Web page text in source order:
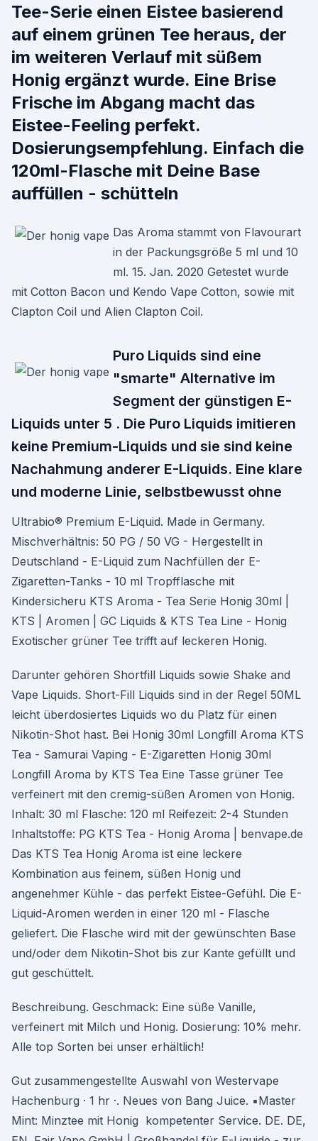
Tee-Serie einen Eistee basierend
auf einem grünen Tee heraus, der
im weiteren Verlauf mit süßem
Honig ergänzt wurde. Eine Brise
Frische im Abgang macht das
Eistee-Feeling perfekt.
Dosierungsempfehlung. Einfach die
120ml-Flasche mit Deine Base
auffüllen - schütteln
Das Aroma stammt von Flavourart
in der Packungsgröße 5 ml und 10
ml. 15. Jan. 2020 Getestet wurde
mit Cotton Bacon und Kendo Vape Cotton, sowie mit
Clapton Coil und Alien Clapton Coil.
Puro Liquids sind eine
"smarte" Alternative im
Segment der günstigen E-
Liquids unter 5 . Die Puro Liquids imitieren
keine Premium-Liquids und sie sind keine
Nachahmung anderer E-Liquids. Eine klare
und moderne Linie, selbstbewusst ohne
Ultrabio® Premium E-Liquid. Made in Germany.
Mischverhältnis: 50 PG / 50 VG - Hergestellt in
Deutschland - E-Liquid zum Nachfüllen der E-
Zigaretten-Tanks - 10 ml Tropfflasche mit
Kindersicheru KTS Aroma - Tea Serie Honig 30ml |
KTS | Aromen | GC Liquids & KTS Tea Line - Honig
Exotischer grüner Tee trifft auf leckeren Honig.
Darunter gehören Shortfill Liquids sowie Shake and
Vape Liquids. Short-Fill Liquids sind in der Regel 50ML
leicht überdosiertes Liquids wo du Platz für einen
Nikotin-Shot hast. Bei Honig 30ml Longfill Aroma KTS
Tea - Samurai Vaping - E-Zigaretten Honig 30ml
Longfill Aroma by KTS Tea Eine Tasse grüner Tee
verfeinert mit den cremig-süßen Aromen von Honig.
Inhalt: 30 ml Flasche: 120 ml Reifezeit: 2-4 Stunden
Inhaltstoffe: PG KTS Tea - Honig Aroma | benvape.de
Das KTS Tea Honig Aroma ist eine leckere
Kombination aus feinem, süßen Honig und
angenehmer Kühle - das perfekt Eistee-Gefühl. Die E-
Liquid-Aromen werden in einer 120 ml - Flasche
geliefert. Die Flasche wird mit der gewünschten Base
und/oder dem Nikotin-Shot bis zur Kante gefüllt und
gut geschüttelt.
Beschreibung. Geschmack: Eine süße Vanille,
verfeinert mit Milch und Honig. Dosierung: 10% mehr.
Alle top Sorten bei unser erhältlich!
Gut zusammengestellte Auswahl von Westervape
Hachenburg · 1 hr ·. Neues von Bang Juice. ▪︎Master
Mint: Minztee mit Honig kompetenter Service. DE. DE,